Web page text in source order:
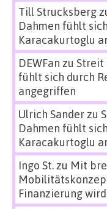
Till Strucksberg
Dahmen fühlt
Karacakurtoglu
DEWFan zu Streit
fühlt sich durch
angegriffen
Ulrich Sanderzu
Dahmen fühlt
Karacakurtoglu
Ingo St.zu Mit
Finanzierung